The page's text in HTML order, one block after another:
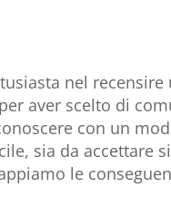
nel
aver scelto di
con un
sia da accettare
le